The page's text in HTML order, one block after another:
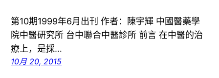
第10期1999年6月出刊 作者：陳宇輝 中國醫藥學
院中醫研究所 台中聯合中醫診所 前言 在中醫的治
療上，是採…
10月 20, 2015